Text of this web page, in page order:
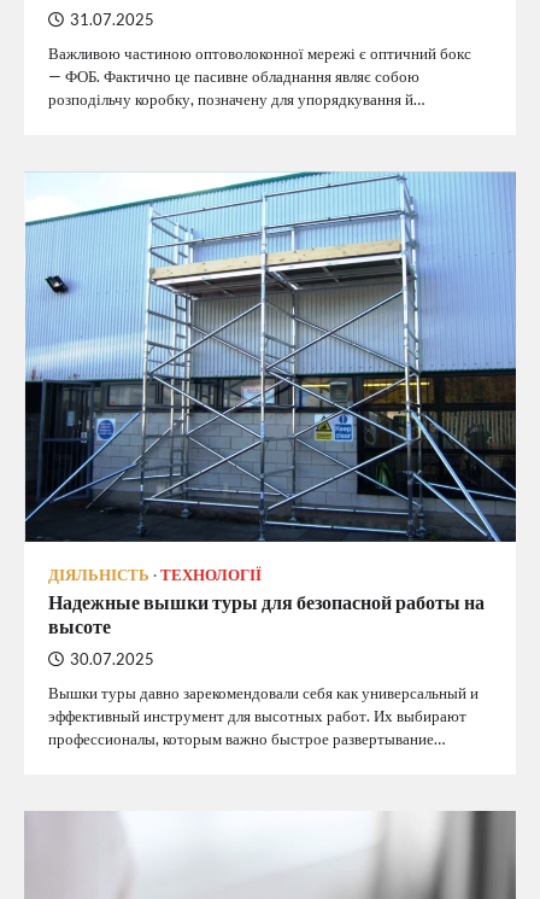
31.07.2025
Важливою частиною оптоволоконної мережі є оптичний бокс
— ФОБ. Фактично це пасивне обладнання являє собою
розподільчу коробку, позначену для упорядкування й…
ДІЯЛЬНІСТЬ ТЕХНОЛОГІЇ
Надежные вышки туры для безопасной работы на
высоте
30.07.2025
Вышки туры давно зарекомендовали себя как универсальный и
эффективный инструмент для высотных работ. Их выбирают
профессионалы, которым важно быстрое развертывание…